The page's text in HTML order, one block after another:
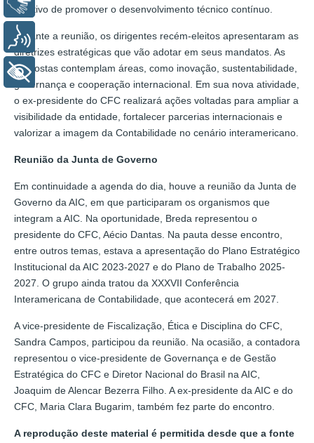
objetivo de promover o desenvolvimento técnico contínuo.
Durante a reunião, os dirigentes recém-eleitos apresentaram as
diretrizes estratégicas que vão adotar em seus mandatos. As
propostas contemplam áreas, como inovação, sustentabilidade,
governança e cooperação internacional. Em sua nova atividade,
o ex-presidente do CFC realizará ações voltadas para ampliar a
visibilidade da entidade, fortalecer parcerias internacionais e
valorizar a imagem da Contabilidade no cenário interamericano.
Reunião da Junta de Governo
Em continuidade a agenda do dia, houve a reunião da Junta de
Governo da AIC, em que participaram os organismos que
integram a AIC. Na oportunidade, Breda representou o
presidente do CFC, Aécio Dantas. Na pauta desse encontro,
entre outros temas, estava a apresentação do Plano Estratégico
Institucional da AIC 2023-2027 e do Plano de Trabalho 2025-
2027. O grupo ainda tratou da XXXVII Conferência
Interamericana de Contabilidade, que acontecerá em 2027.
A vice-presidente de Fiscalização, Ética e Disciplina do CFC,
Sandra Campos, participou da reunião. Na ocasião, a contadora
representou o vice-presidente de Governança e de Gestão
Estratégica do CFC e Diretor Nacional do Brasil na AIC,
Joaquim de Alencar Bezerra Filho. A ex-presidente da AIC e do
CFC, Maria Clara Bugarim, também fez parte do encontro.
A reprodução deste material é permitida desde que a fonte
Voz
+ Acessibilidade